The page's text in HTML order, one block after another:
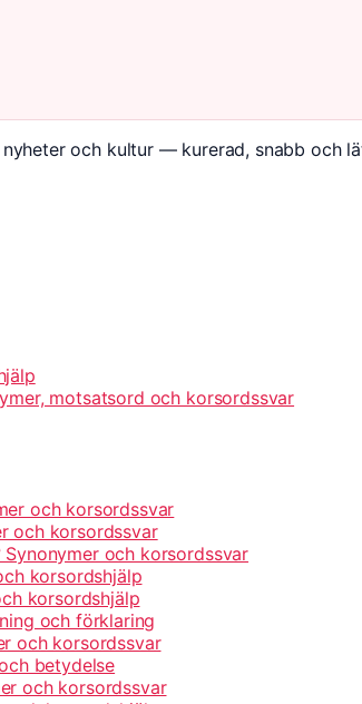
och kultur — kurerad, snabb och
motsatsord och korsordssvar
och korsordssvar
och korsordssvar
och korsordssvar
korsordshjälp
korsordshjälp
och förklaring
och korsordssvar
betydelse
och korsordssvar